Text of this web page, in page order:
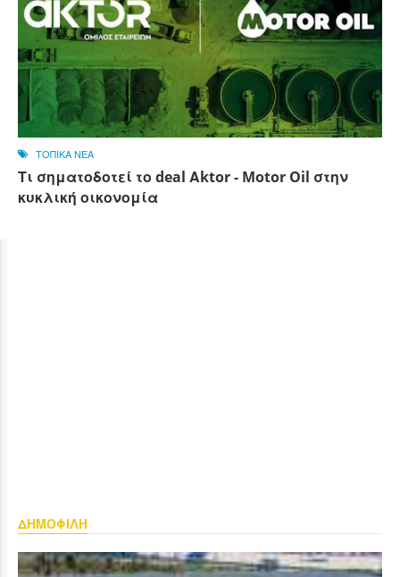
ΤΟΠΙΚΑ ΝΕΑ
Τι σηματοδοτεί το deal Αktor - Motor Oil στην
κυκλική οικονομία
ΔΗΜΟΦΙΛΗ